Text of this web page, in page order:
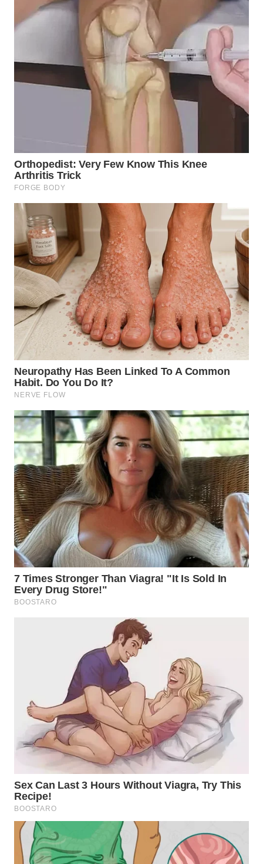
NIAS
LANGKAT
TANJUNG
LESUNG
WN
KARO
WN
SIMALUNGUN
WN
LABUHANBATU
TAPANULI
TENGAH
WN DELI
WN
TEBING
TINGGI
WN
PAKPAK
WN
KARAWANG
WN
BEKASI
WN
TAPANULI
UTARA
SAMOSIR
WN
PADANG
LAWAS